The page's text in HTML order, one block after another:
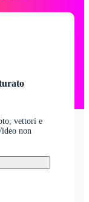
vettori e
non